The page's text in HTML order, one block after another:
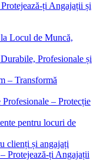
ți Angajații și
Locul de Muncă,
Profesionale și
– Transformă
– Protecție
pentru locuri de
clienți și angajați
Protejează-ți Angajații